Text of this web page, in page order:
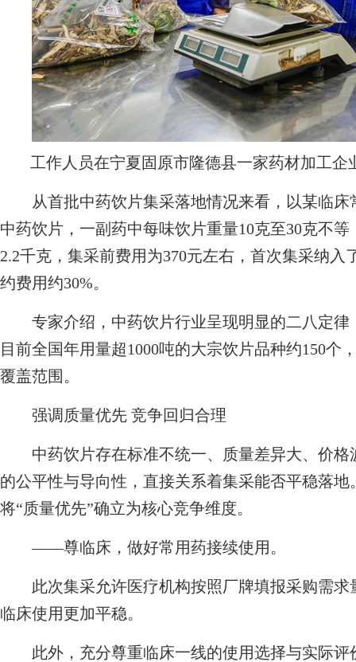
工作人员在宁夏固原市隆德县一家药材加工
从首批中药饮片集采落地情况来看，以某临床
中药饮片，一副药中每味饮片重量10克至30克不
2.2千克，集采前费用为370元左右，首次集采纳
约费用约30%。
专家介绍，中药饮片行业呈现明显的二八定律
目前全国年用量超1000吨的大宗饮片品种约150个
覆盖范围。
强调质量优先 竞争回归合理
中药饮片存在标准不统一、质量差异大、价格
的公平性与导向性，直接关系着集采能否平稳落
将“质量优先”确立为核心竞争维度。
——尊临床，做好常用药接续使用。
此次集采允许医疗机构按照厂牌填报采购需求
临床使用更加平稳。
此外，充分尊重临床一线的使用选择与实际评